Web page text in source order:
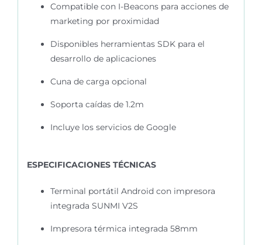
Compatible con I-Beacons para acciones de
marketing por proximidad
Disponibles herramientas SDK para el
desarrollo de aplicaciones
Cuna de carga opcional
Soporta caídas de 1.2m
Incluye los servicios de Google
ESPECIFICACIONES TÉCNICAS
Terminal portátil Android con impresora
integrada SUNMI V2S
Impresora térmica integrada 58mm